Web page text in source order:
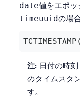
date値をエポッ
timeuuidの場
TOTIMESTAMP(
注: 日付の時
のタイムスタ
す。